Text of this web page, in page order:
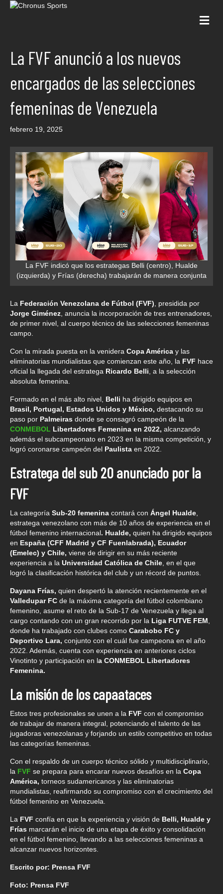
La FVF anunció a los nuevos
encargados de las selecciones
femeninas de Venezuela
febrero 19, 2025
La FVF indicó que los estrategas Belli (centro), Hualde
(izquierda) y Frías (derecha) trabajarán de manera conjunta
La Federación Venezolana de Fútbol (FVF), presidida por
Jorge Giménez, anuncia la incorporación de tres entrenadores,
de primer nivel, al cuerpo técnico de las selecciones femeninas
campo.
Con la mirada puesta en la venidera Copa América y las
eliminatorias mundialistas que comienzan este año, la FVF hace
oficial la llegada del estratega Ricardo Belli, a la selección
absoluta femenina.
Formado en el más alto nivel, Belli ha dirigido equipos en
Brasil, Portugal, Estados Unidos y México, destacando su
paso por Palmeiras donde se consagró campeón de la
CONMEBOL Libertadores Femenina en 2022, alcanzando
además el subcampeonato en 2023 en la misma competición, y
logró coronarse campeón del Paulista en 2022.
Estratega del sub 20 anunciado por la
FVF
La categoría Sub-20 femenina contará con Ángel Hualde,
estratega venezolano con más de 10 años de experiencia en el
fútbol femenino internacional. Hualde, quien ha dirigido equipos
en España (CFF Madrid y CF Fuenlabrada), Ecuador
(Emelec) y Chile, viene de dirigir en su más reciente
experiencia a la Universidad Católica de Chile, en el que
logró la clasificación histórica del club y un récord de puntos.
Dayana Frías, quien despertó la atención recientemente en el
Valledupar FC de la máxima categoría del fútbol colombiano
femenino, asume el reto de la Sub-17 de Venezuela y llega al
cargo contando con un gran recorrido por la Liga FUTVE FEM,
donde ha trabajado con clubes como Carabobo FC y
Deportivo Lara, conjunto con el cuál fue campeona en el año
2022. Además, cuenta con experiencia en anteriores ciclos
Vinotinto y participación en la CONMEBOL Libertadores
Femenina.
La misión de los capaataces
Estos tres profesionales se unen a la FVF con el compromiso
de trabajar de manera integral, potenciando el talento de las
jugadoras venezolanas y forjando un estilo competitivo en todas
las categorías femeninas.
Con el respaldo de un cuerpo técnico sólido y multidisciplinario,
la FVF se prepara para encarar nuevos desafíos en la Copa
América, torneos sudamericanos y las eliminatorias
mundialistas, reafirmando su compromiso con el crecimiento del
fútbol femenino en Venezuela.
La FVF confía en que la experiencia y visión de Belli, Hualde y
Frías marcarán el inicio de una etapa de éxito y consolidación
en el fútbol femenino, llevando a las selecciones femeninas a
alcanzar nuevos horizontes.
Escrito por: Prensa FVF
Foto: Prensa FVF